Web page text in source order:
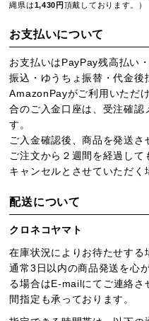
縄県は1,430円 頂戴しております。）
お支払いについて
お支払いはPayPay残高払い
振込・ゆうちょ振替・代金後
AmazonPayがご利用いただ
合のご入金口座は、受注確認
す。
ご入金確認後、商品を発送さ
ご注文から２週間を経過して
キャンセルとさせていただく
配送について
クロネコヤマト
在庫状況によりお待たせする
通常3日以内の商品発送を心
る場合はE-mailにてご連絡さ
間指定も承っております。